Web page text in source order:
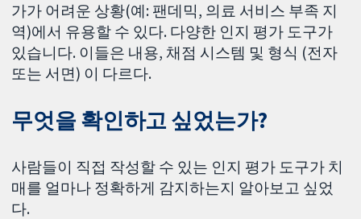
가가 어려운 상황(예: 팬데믹, 의료 서비스 부족 지
역)에서 유용할 수 있다. 다양한 인지 평가 도구가
있습니다. 이들은 내용, 채점 시스템 및 형식 (전자
또는 서면) 이 다르다.
무엇을 확인하고 싶었는가?
사람들이 직접 작성할 수 있는 인지 평가 도구가 치
매를 얼마나 정확하게 감지하는지 알아보고 싶었
다.